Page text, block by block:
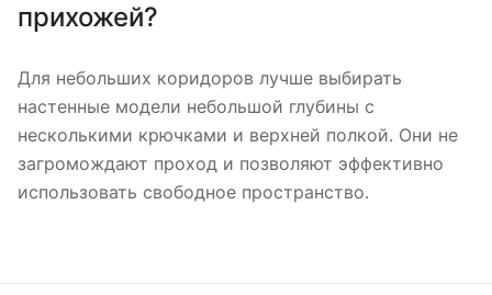
прихожей?
Для небольших коридоров лучше выбирать
настенные модели небольшой глубины с
несколькими крючками и верхней полкой. Они не
загромождают проход и позволяют эффективно
использовать свободное пространство.